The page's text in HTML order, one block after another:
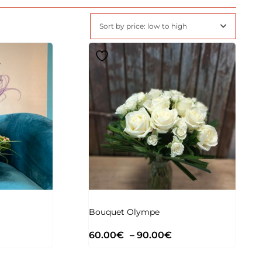
Sort by price: low to high
Bouquet Olympe
60.00€ –90.00€